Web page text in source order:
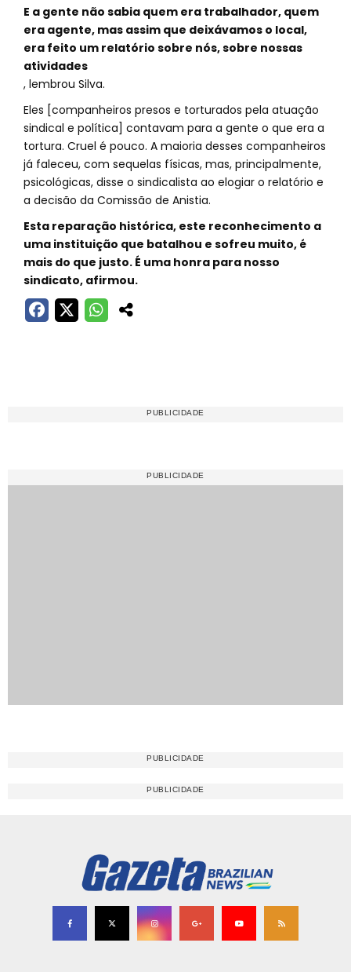
E a gente não sabia quem era trabalhador, quem
era agente, mas assim que deixávamos o local,
era feito um relatório sobre nós, sobre nossas
atividades
, lembrou Silva.
Eles [companheiros presos e torturados pela atuação
sindical e política] contavam para a gente o que era a
tortura. Cruel é pouco. A maioria desses companheiros
já faleceu, com sequelas físicas, mas, principalmente,
psicológicas, disse o sindicalista ao elogiar o relatório e
a decisão da Comissão de Anistia.
Esta reparação histórica, este reconhecimento a
uma instituição que batalhou e sofreu muito, é
mais do que justo. É uma honra para nosso
sindicato, afirmou.